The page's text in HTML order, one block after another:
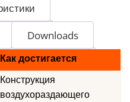
Downloads
Как достигается
Конструкция
воздухораздающего